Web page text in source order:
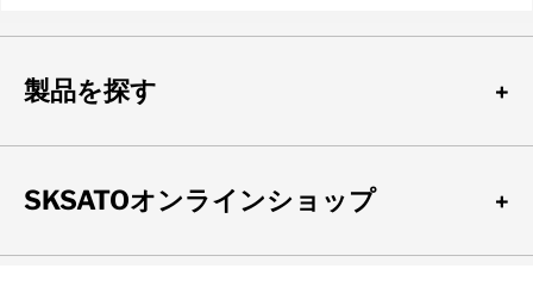
製品を探す
SKSATOオンラインショップ